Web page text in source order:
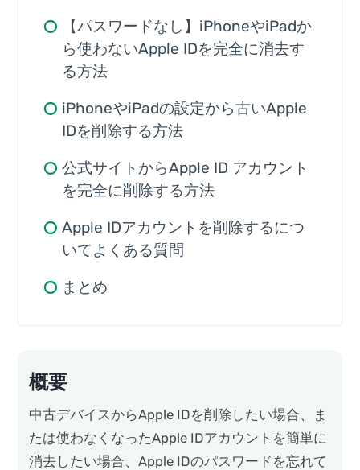
【パスワードなし】iPhoneやiPadか
ら使わないApple IDを完全に消去す
る方法
iPhoneやiPadの設定から古いApple
IDを削除する方法
公式サイトからApple ID アカウント
を完全に削除する方法
Apple IDアカウントを削除するにつ
いてよくある質問
まとめ
概要
中古デバイスからApple IDを削除したい場合、ま
たは使わなくなったApple IDアカウントを簡単に
消去したい場合、Apple IDのパスワードを忘れて